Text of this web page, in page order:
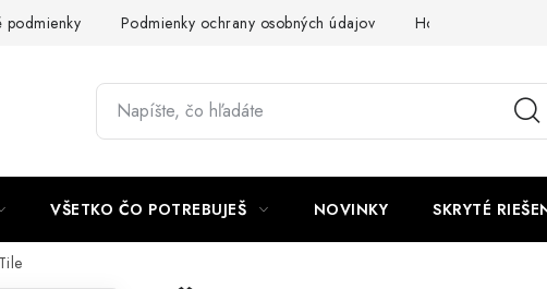
podmienky Podmienky ochrany osobných údajov Hodnotenie
VŠETKO ČO POTREBUJEŠ NOVINKY SKRYTÉ